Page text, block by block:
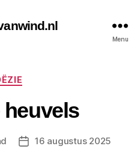
Menu
Categorieën
Berichtdatum
16 augustus 2025